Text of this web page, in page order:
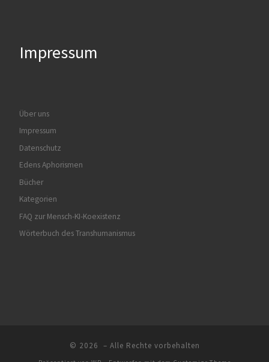
Impressum
Über uns
Impressum
Datenschutz
Edens Aphorismen
Bücher
Kategorien
FAQ zur Mensch-KI-Koexistenz
Wörterbuch des Transhumanismus
© 2026 – Alle Rechte vorbehalten